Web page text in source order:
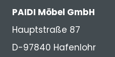
PAIDI Möbel GmbH
Hauptstraße 87
D-97840 Hafenlohr